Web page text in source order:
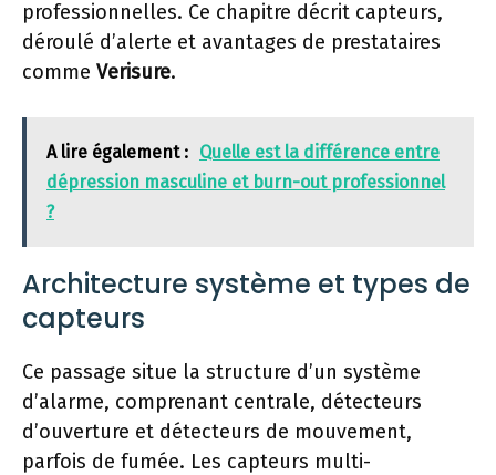
professionnelles. Ce chapitre décrit capteurs,
déroulé d’alerte et avantages de prestataires
comme Verisure.
A lire également : Quelle est la différence entre
dépression masculine et burn-out professionnel
?
Architecture système et types de
capteurs
Ce passage situe la structure d’un système
d’alarme, comprenant centrale, détecteurs
d’ouverture et détecteurs de mouvement,
parfois de fumée. Les capteurs multi-